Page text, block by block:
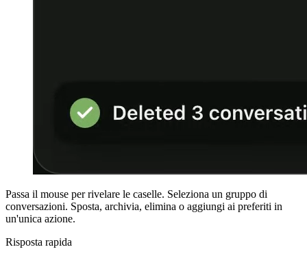
Passa il mouse per rivelare le caselle. Seleziona un gruppo di
conversazioni. Sposta, archivia, elimina o aggiungi ai preferiti in
un'unica azione.
Risposta rapida